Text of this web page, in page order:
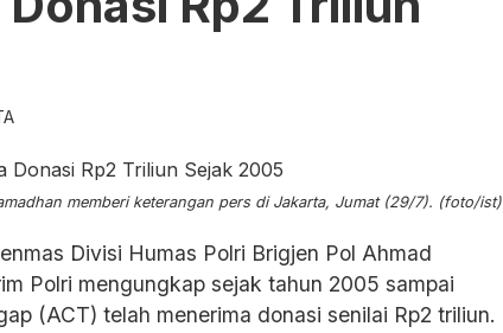
memberi keterangan pers di Jakarta, Jumat (29/7). (foto/ist)
Divisi Humas Polri Brigjen Pol Ahmad
Polri mengungkap sejak tahun 2005 sampai
(ACT) telah menerima donasi senilai Rp2 triliun.